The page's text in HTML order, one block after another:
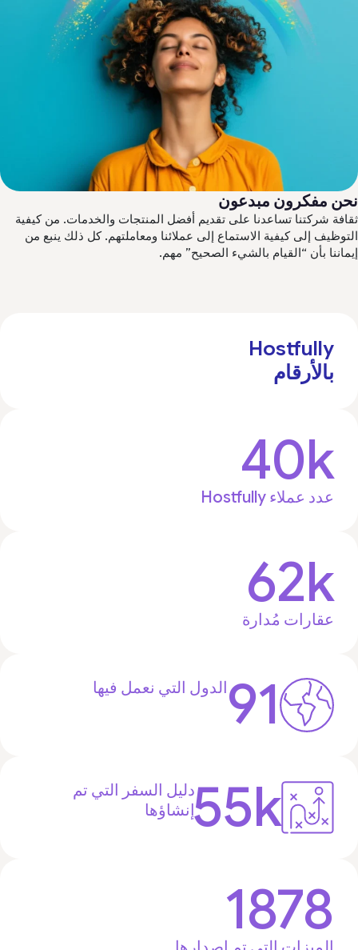
مفكرون مبدعون
شركتنا تساعدنا على تقديم أفضل المنتجات والخدمات. من كيفية
إلى كيفية الاستماع إلى عملائنا ومعاملتهم. كل ذلك ينبع من
بأن “القيام بالشيء الصحيح” مهم.
Hostfully
بالأرقام
40k
عدد عملاء Hostfully
62k
عقارات مُدارة
91الدول التي نعمل فيها
55kدليل السفر التي تم
إنشاؤها
1878